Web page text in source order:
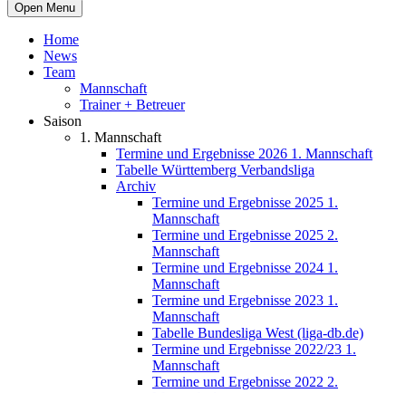
Open Menu
Home
News
Team
Mannschaft
Trainer + Betreuer
Saison
1. Mannschaft
Termine und Ergebnisse 2026 1. Mannschaft
Tabelle Württemberg Verbandsliga
Archiv
Termine und Ergebnisse 2025 1.
Mannschaft
Termine und Ergebnisse 2025 2.
Mannschaft
Termine und Ergebnisse 2024 1.
Mannschaft
Termine und Ergebnisse 2023 1.
Mannschaft
Tabelle Bundesliga West (liga-db.de)
Termine und Ergebnisse 2022/23 1.
Mannschaft
Termine und Ergebnisse 2022 2.